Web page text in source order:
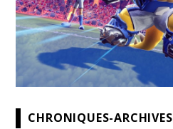
CHRONIQUES-ARCHIVES